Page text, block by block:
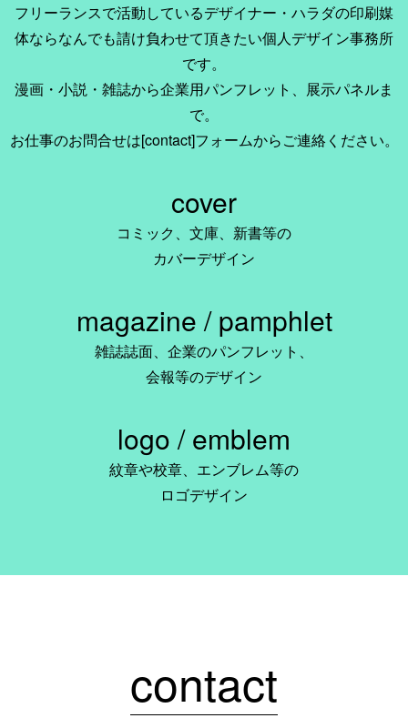
フリーランスで活動しているデザイナー・ハラダの印刷媒
体ならなんでも請け負わせて頂きたい個人デザイン事務所
です。
漫画・小説・雑誌から企業用パンフレット、展示パネルま
で。
お仕事のお問合せは[contact]フォームからご連絡ください。
cover
コミック、文庫、新書等の
カバーデザイン
magazine / pamphlet
雑誌誌面、企業のパンフレット、
会報等のデザイン
logo / emblem
紋章や校章、エンブレム等の
ロゴデザイン
contact